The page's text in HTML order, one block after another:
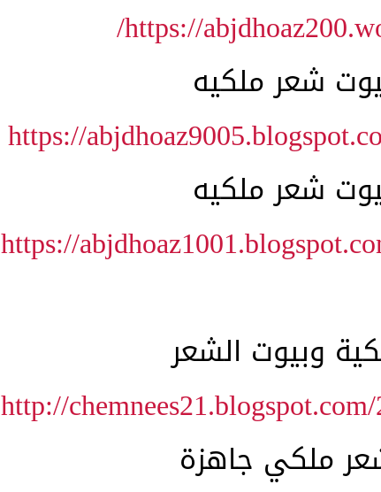
https://
شعر ملكيه
https://
شعر ملكيه
https://
وبيوت الشعر
http://
ملكي جاهزة